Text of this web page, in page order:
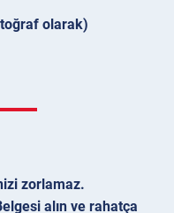
olarak)
zorlamaz.
alın ve rahatça